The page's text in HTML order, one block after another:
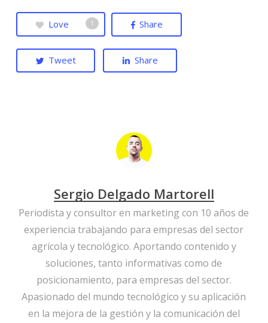
Love 1 Share
Tweet Share
Sergio Delgado Martorell
Periodista y consultor en marketing con 10 años de
experiencia trabajando para empresas del sector
agrícola y tecnológico. Aportando contenido y
soluciones, tanto informativas como de
posicionamiento, para empresas del sector.
Apasionado del mundo tecnológico y su aplicación
en la mejora de la gestión y la comunicación del